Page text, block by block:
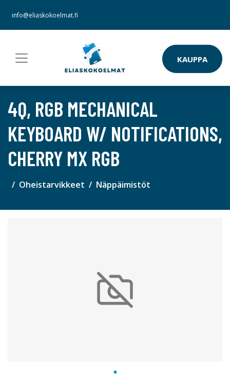
info@eliaskokoelmat.fi
KAUPPA
4Q, RGB MECHANICAL
KEYBOARD W/ NOTIFICATIONS,
CHERRY MX RGB
Oheistarvikkeet Näppäimistöt